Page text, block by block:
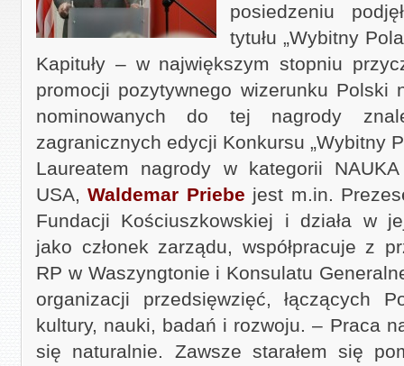
posiedzeniu
tytułu „Wybitny
Kapituły – w największym stopniu
promocji pozytywnego wizerunku Polski
nominowanych do tej nagrody
zagranicznych edycji Konkursu „Wybitny
Laureatem nagrody w kategorii
USA,Waldemar Priebe jest m.in.
Fundacji Kościuszkowskiej i działa w
jako członek zarządu, współpracuje z
RP w Waszyngtonie i Konsulatu
organizacji przedsięwzięć, łączących
kultury, nauki, badań i rozwoju. – Praca
się naturalnie. Zawsze starałem się